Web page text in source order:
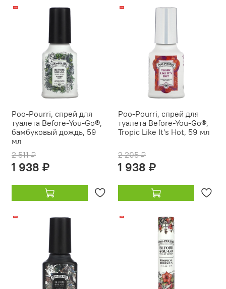
-23%
Poo-Pourri, спрей для
туалета Before-You-Go®,
бамбуковый дождь, 59
мл
2 511 ₽
1 938 ₽
-12%
Poo-Pourri, спрей для
туалета Before-You-Go®,
Tropic Like It's Hot, 59 мл
2 205 ₽
1 938 ₽
-18% -18%